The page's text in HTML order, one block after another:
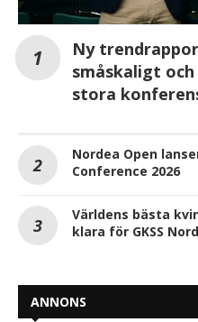
Ny
småskaligt
stora
Nordea Open
Conference 2026
Världens bästa
klara för GKSS
ANNONS